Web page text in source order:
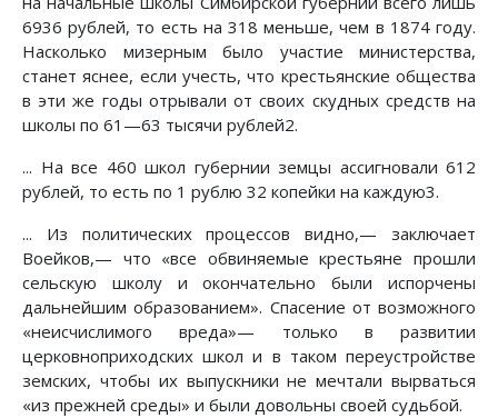
6936 рублей, то есть на 318 меньше, чем в 1874 году.
Насколько мизерным было участие министерства,
станет яснее, если учесть, что крестьянские общества
в эти же годы отрывали от своих скудных средств на
школы по 61—63 тысячи рублей2.
... На все 460 школ губернии земцы ассигновали 612
рублей, то есть по 1 рублю 32 копейки на каждую3.
... Из политических процессов видно,— заключает
Воейков,— что «все обвиняемые крестьяне прошли
сельскую школу и окончательно были испорчены
дальнейшим образованием». Спасение от возможного
«неисчислимого вреда»— только в развитии
церковноприходских школ и в таком переустройстве
земских, чтобы их выпускники не мечтали вырваться
«из прежней среды» и были довольны своей судьбой.